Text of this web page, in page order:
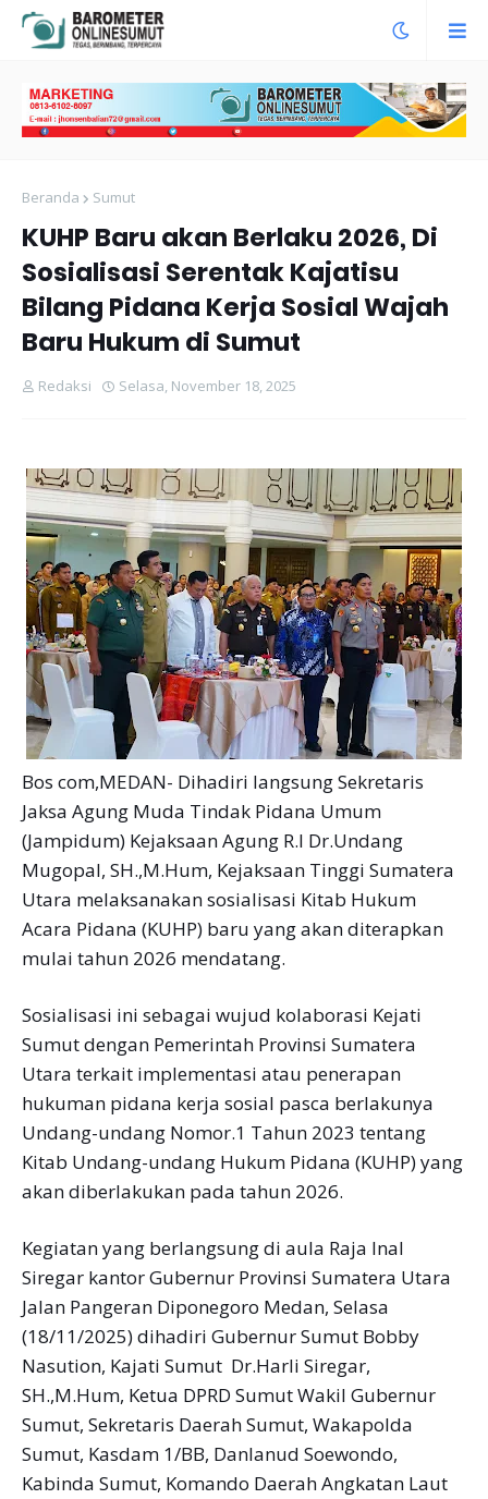
Beranda Sumut
KUHP Baru akan Berlaku 2026, Di
Sosialisasi Serentak Kajatisu
Bilang Pidana Kerja Sosial Wajah
Baru Hukum di Sumut
Redaksi Selasa, November 18, 2025
Bos com,MEDAN- Dihadiri langsung Sekretaris
Jaksa Agung Muda Tindak Pidana Umum
(Jampidum) Kejaksaan Agung R.I Dr.Undang
Mugopal, SH.,M.Hum, Kejaksaan Tinggi Sumatera
Utara melaksanakan sosialisasi Kitab Hukum
Acara Pidana (KUHP) baru yang akan diterapkan
mulai tahun 2026 mendatang.
Sosialisasi ini sebagai wujud kolaborasi Kejati
Sumut dengan Pemerintah Provinsi Sumatera
Utara terkait implementasi atau penerapan
hukuman pidana kerja sosial pasca berlakunya
Undang-undang Nomor.1 Tahun 2023 tentang
Kitab Undang-undang Hukum Pidana (KUHP) yang
akan diberlakukan pada tahun 2026.
Kegiatan yang berlangsung di aula Raja Inal
Siregar kantor Gubernur Provinsi Sumatera Utara
Jalan Pangeran Diponegoro Medan, Selasa
(18/11/2025) dihadiri Gubernur Sumut Bobby
Nasution, Kajati Sumut Dr.Harli Siregar,
SH.,M.Hum, Ketua DPRD Sumut Wakil Gubernur
Sumut, Sekretaris Daerah Sumut, Wakapolda
Sumut, Kasdam 1/BB, Danlanud Soewondo,
Kabinda Sumut, Komando Daerah Angkatan Laut